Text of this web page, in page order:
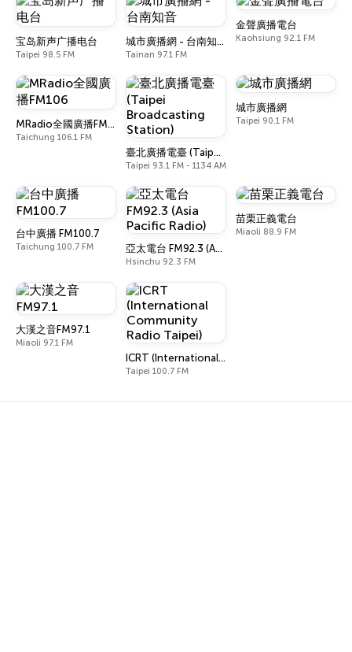
宝岛新声广播电台
Taipei 98.5 FM
城市廣播網 - 台南知音
Tainan 97.1 FM
金聲廣播電台
Kaohsiung 92.1 FM
MRadio全國廣播FM106
Taichung 106.1 FM
臺北廣播電臺 (Taipei Broadcasting Station)
Taipei 93.1 FM - 1134 AM
城市廣播網
Taipei 90.1 FM
台中廣播 FM100.7
Taichung 100.7 FM 亞太電台 FM92.3 (Asia Pacific Radio)
Hsinchu 92.3 FM
苗栗正義電台
Miaoli 88.9 FM
大漢之音FM97.1
Miaoli 97.1 FM
ICRT (International Community Radio Taipei)
Taipei 100.7 FM